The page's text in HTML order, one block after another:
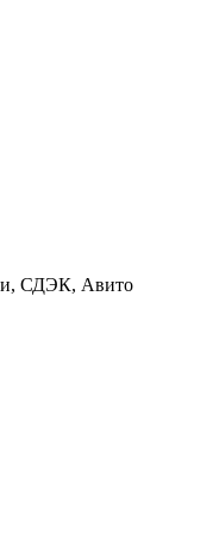
СДЭК, Авито